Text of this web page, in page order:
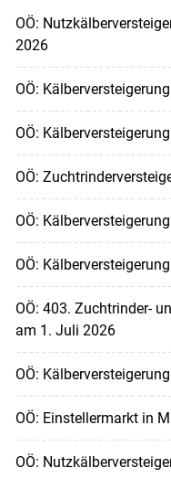
OÖ:
2026
OÖ:
OÖ:
OÖ:
OÖ:
OÖ:
OÖ: 403. Zuchtrinder-
am 1. Juli 2026
OÖ:
OÖ: Einstellermarkt in
OÖ: